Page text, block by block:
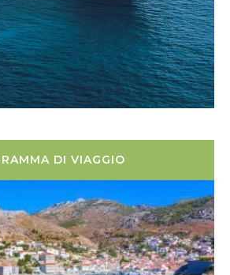
DI VIAGGIO